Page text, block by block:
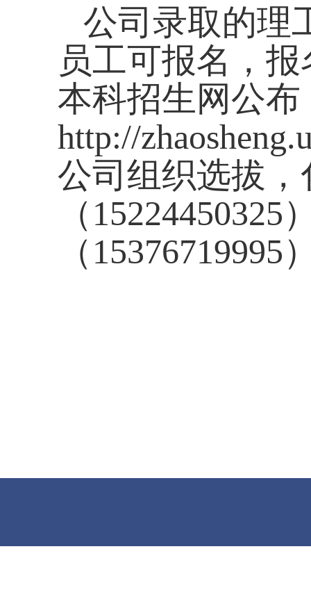
公司录取的理
员工可报名，
本科招生网公布
http://
公司组织选拔
（ 15224450325
（ 15376719995